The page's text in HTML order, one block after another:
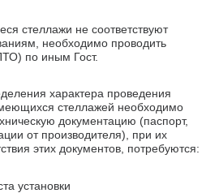
стеллажи не соответствуют
необходимо проводить
по иным Гост.
характера проведения
стеллажей необходимо
документацию (паспорт,
от производителя), при их
этих документов, потребуются:
установки